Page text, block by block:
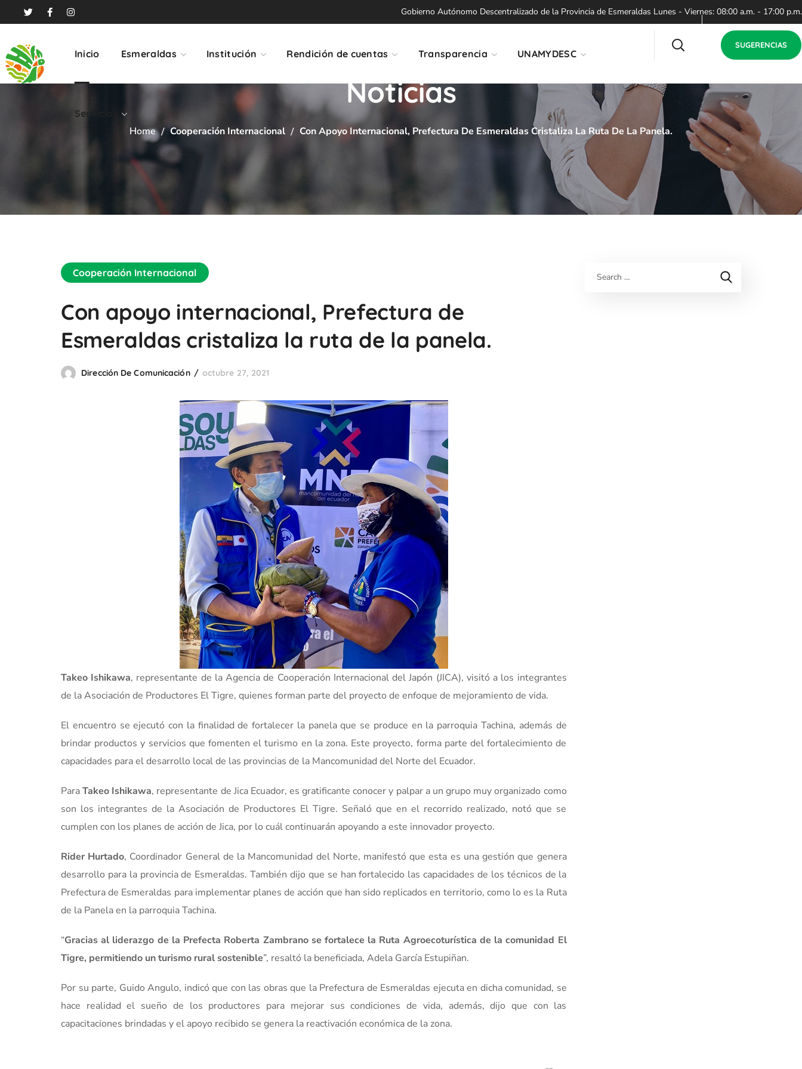
Gobierno Autónomo Descentralizado de la Provincia de Esmeraldas Lunes - Viernes: 08:00 a.m. - 17:00 p.m.
Inicio Esmeraldas Institución Rendición de cuentas Transparencia UNAMYDESC
Servicios
SUGERENCIAS
Noticias
Home Cooperación Internacional Con Apoyo Internacional, Prefectura De Esmeraldas Cristaliza La Ruta De La Panela.
Cooperación Internacional
Con apoyo internacional, Prefectura de
Esmeraldas cristaliza la ruta de la panela.
Dirección De Comunicación octubre 27, 2021
Takeo Ishikawa, representante de la Agencia de Cooperación Internacional del Japón (JICA), visitó a los integrantes
de la Asociación de Productores El Tigre, quienes forman parte del proyecto de enfoque de mejoramiento de vida.
El encuentro se ejecutó con la finalidad de fortalecer la panela que se produce en la parroquia Tachina, además de
brindar productos y servicios que fomenten el turismo en la zona. Este proyecto, forma parte del fortalecimiento de
capacidades para el desarrollo local de las provincias de la Mancomunidad del Norte del Ecuador.
ParaTakeo Ishikawa, representante de Jica Ecuador, es gratificante conocer y palpar a un grupo muy organizado como
son los integrantes de la Asociación de Productores El Tigre. Señaló que en el recorrido realizado, notó que se
cumplen con los planes de acción de Jica, por lo cuál continuarán apoyando a este innovador proyecto.
Rider Hurtado, Coordinador General de la Mancomunidad del Norte, manifestó que esta es una gestión que genera
desarrollo para la provincia de Esmeraldas. También dijo que se han fortalecido las capacidades de los técnicos de la
Prefectura de Esmeraldas para implementar planes de acción que han sido replicados en territorio, como lo es la Ruta
de la Panela en la parroquia Tachina.
“Gracias al liderazgo de la Prefecta Roberta Zambrano se fortalece la Ruta Agroecoturística de la comunidad El
Tigre, permitiendo un turismo rural sostenible”, resaltó la beneficiada, Adela García Estupiñan.
Por su parte, Guido Angulo, indicó que con las obras que la Prefectura de Esmeraldas ejecuta en dicha comunidad, se
hace realidad el sueño de los productores para mejorar sus condiciones de vida, además, dijo que con las
capacitaciones brindadas y el apoyo recibido se genera la reactivación económica de la zona.